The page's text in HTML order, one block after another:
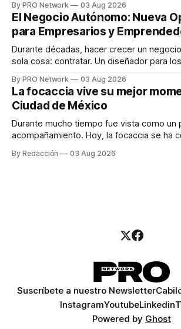
INTERIUS, el problema suele estar en otro lugar.
una entrevista para el podcast SER PRO,
marketing digital explicó que
By PRO Network 03 Aug 2026
El Negocio Autónomo: Nueva
para Empresarios y
Durante décadas, hacer crecer un
sola cosa: contratar. Un diseñador para
para los textos, alguien que supiera de
para encontrar prospectos, un vendedor
llamadas y mensajes, y —con suerte—
By PRO Network 03 Aug 2026
La focaccia vive su mejor
Ciudad de México
Durante mucho tiempo fue vista como un
acompañamiento. Hoy, la focaccia se ha
artesanal, ingredientes de calidad y
By Redacción 03 Aug 2026
Suscríbete a nuestro Newsletter
InstagramYoutubeLinkedin
Powered by Ghost